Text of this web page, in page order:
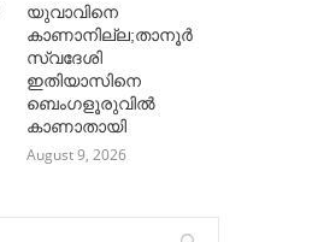
യുവാവിനെ
കാണാനില്ല;താനൂർ
സ്വദേശി
ഇതിയാസിനെ
ബെംഗളൂരുവിൽ
കാണാതായി
August 9, 2026